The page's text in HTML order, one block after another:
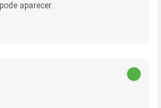
aparecer.